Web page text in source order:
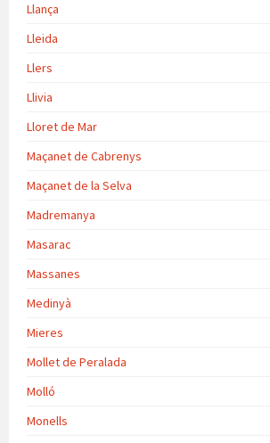
Llança
Lleida
Llers
Llivia
Lloret de Mar
Maçanet de Cabrenys
Maçanet de la Selva
Madremanya
Masarac
Massanes
Medinyà
Mieres
Mollet de Peralada
Molló
Monells